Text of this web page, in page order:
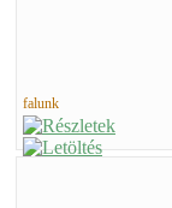
falunk